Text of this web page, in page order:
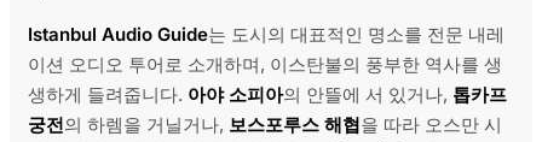
Istanbul Audio Guide는 도시의 대표적인 명소를 전문 내레
이션 오디오 투어로 소개하며, 이스탄불의 풍부한 역사를 생
생하게 들려줍니다. 아야 소피아의 안뜰에 서 있거나, 톱카프
궁전의 하렘을 거닐거나, 보스포루스 해협을 따라 오스만 시